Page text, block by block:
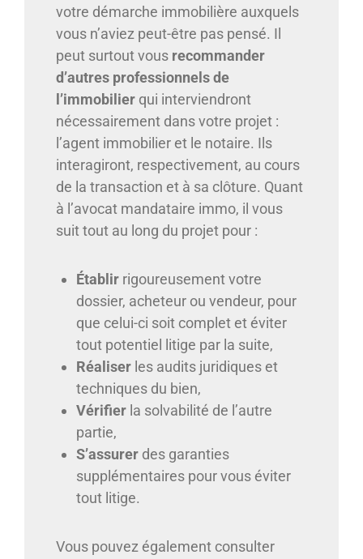
votre démarche immobilière auxquels
vous n’aviez peut-être pas pensé. Il
peut surtout vous recommander
d’autres professionnels de
l’immobilierqui interviendront
nécessairement dans votre projet :
l’agent immobilier et le notaire. Ils
interagiront, respectivement, au cours
de la transaction et à sa clôture. Quant
à l’avocat mandataire immo, il vous
suit tout au long du projet pour :
Établirrigoureusement votre
dossier, acheteur ou vendeur, pour
que celui-ci soit complet et éviter
tout potentiel litige par la suite,
Réaliserles audits juridiques et
techniques du bien,
Vérifierla solvabilité de l’autre
partie,
S’assurer des garanties
supplémentaires pour vous éviter
tout litige.
Vous pouvez également consulter